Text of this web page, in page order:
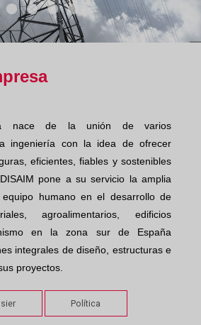
nace de la unión de varios
ingeniería con la idea de ofrecer
eficientes, fiables y sostenibles
pone a su servicio la amplia
humano en el desarrollo de
agroalimentarios, edificios
en la zona sur de España
integrales de diseño, estructuras e
proyectos.
Política